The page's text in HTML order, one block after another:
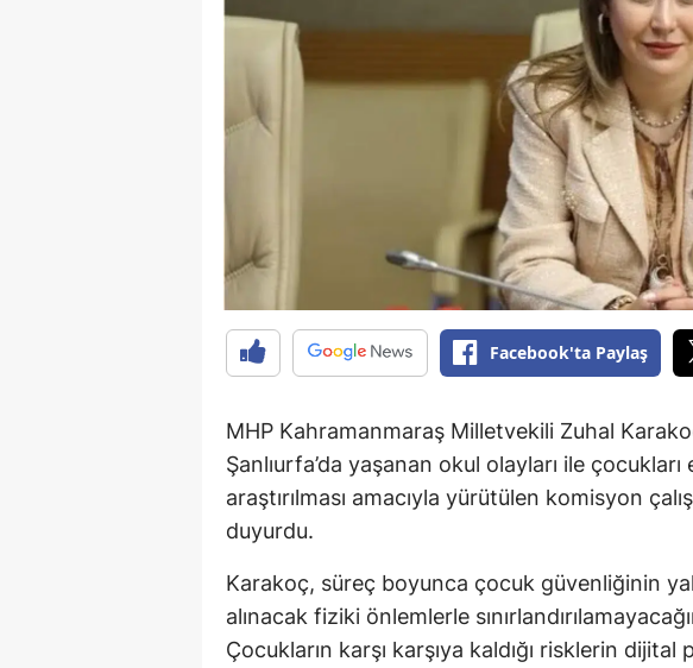
Facebook'ta Paylaş
MHP Kahramanmaraş Milletvekili Zuhal
Şanlıurfa’da yaşanan okul olayları ile
araştırılması amacıyla yürütülen komisyon
duyurdu.
Karakoç, süreç boyunca çocuk güvenliğinin
alınacak fiziki önlemlerle
Çocukların karşı karşıya kaldığı risklerin dijital